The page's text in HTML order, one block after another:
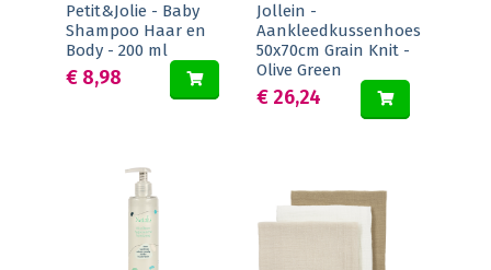
Petit&Jolie - Baby
Shampoo Haar en
Body - 200 ml
€ 8,98
Jollein -
Aankleedkussenhoes
50x70cm Grain Knit -
Olive Green
€ 26,24